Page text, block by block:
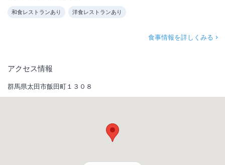
和食レストランあり 洋食レストランあり
食事情報を詳しくみる
アクセス情報
群馬県太田市飯田町１３０８